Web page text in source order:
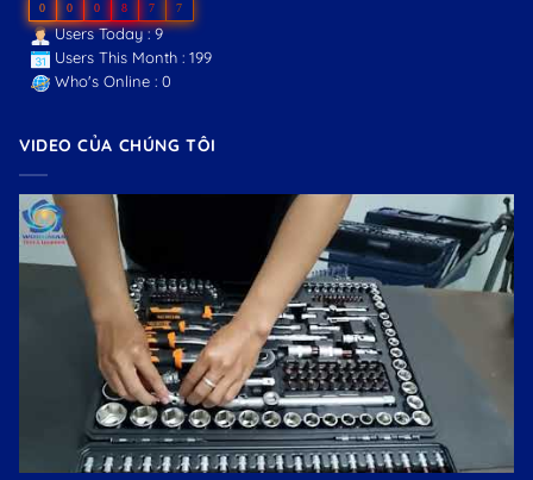
0 0 0 8 7 7
Users Today : 9
Users This Month : 199
Who's Online : 0
VIDEO CỦA CHÚNG TÔI